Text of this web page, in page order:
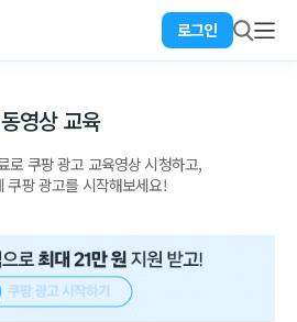
로그인
동영상 교육​
로 쿠팡 광고 교육영상 시청하고,
쿠팡 광고를 시작해보세요!​